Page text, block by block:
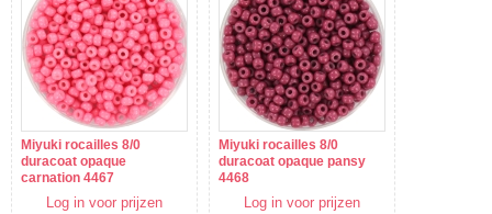
Miyuki rocailles 8/0
duracoat opaque
carnation 4467
Log in voor prijzen
Miyuki rocailles 8/0
duracoat opaque pansy
4468
Log in voor prijzen